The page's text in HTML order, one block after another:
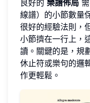
良好的 樂譜佈局
線譜）的小節數量
很好的經驗法則，
小節擠在一行上，
讀。關鍵的是，規
休止符或樂句的邏
作更輕鬆。